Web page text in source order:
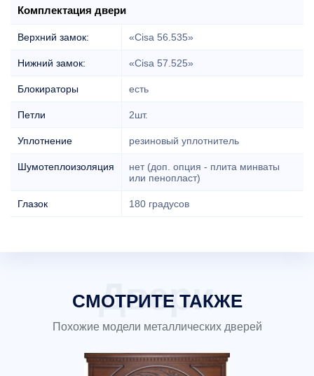
Комплектация двери
Верхний замок: «Cisa 56.535»
Нижний замок: «Cisa 57.525»
Блокираторы есть
Петли 2шт.
Уплотнение резиновый уплотнитель
Шумотеплоизоляция
нет (доп. опция - плита минваты
или пенопласт)
Глазок 180 градусов
СМОТРИТЕ ТАКЖЕ
Похожие модели металлических дверей